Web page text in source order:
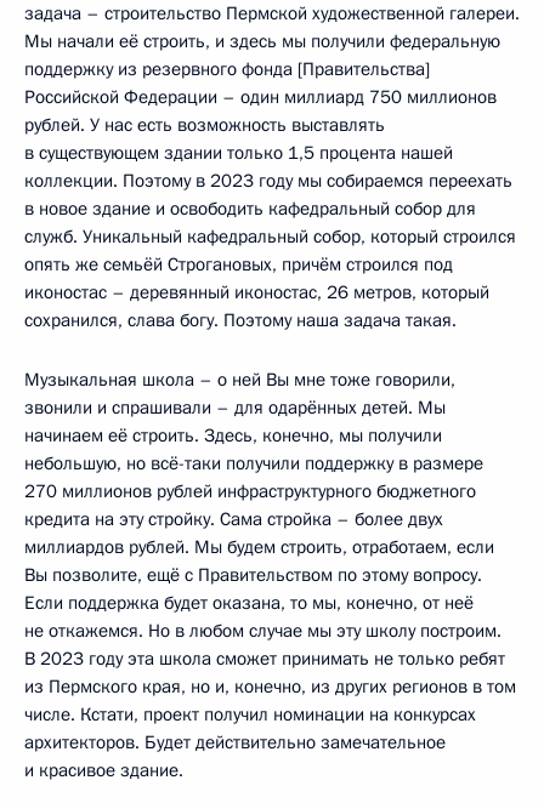
задача – строительство Пермской художественной галереи.
Мы начали её строить, и здесь мы получили федеральную
поддержку из резервного фонда [Правительства]
Российской Федерации – один миллиард 750 миллионов
рублей. У нас есть возможность выставлять
в существующем здании только 1,5 процента нашей
коллекции. Поэтому в 2023 году мы собираемся переехать
в новое здание и освободить кафедральный собор для
служб. Уникальный кафедральный собор, который строился
опять же семьёй Строгановых, причём строился под
иконостас – деревянный иконостас, 26 метров, который
сохранился, слава богу. Поэтому наша задача такая.
Музыкальная школа – о ней Вы мне тоже говорили,
звонили и спрашивали – для одарённых детей. Мы
начинаем её строить. Здесь, конечно, мы получили
небольшую, но всё-таки получили поддержку в размере
270 миллионов рублей инфраструктурного бюджетного
кредита на эту стройку. Сама стройка – более двух
миллиардов рублей. Мы будем строить, отработаем, если
Вы позволите, ещё с Правительством по этому вопросу.
Если поддержка будет оказана, то мы, конечно, от неё
не откажемся. Но в любом случае мы эту школу построим.
В 2023 году эта школа сможет принимать не только ребят
из Пермского края, но и, конечно, из других регионов в том
числе. Кстати, проект получил номинации на конкурсах
архитекторов. Будет действительно замечательное
и красивое здание.